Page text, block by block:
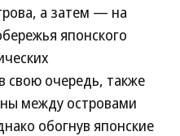
а затем — на
японского
свою очередь, также
между островами
обогнув японские